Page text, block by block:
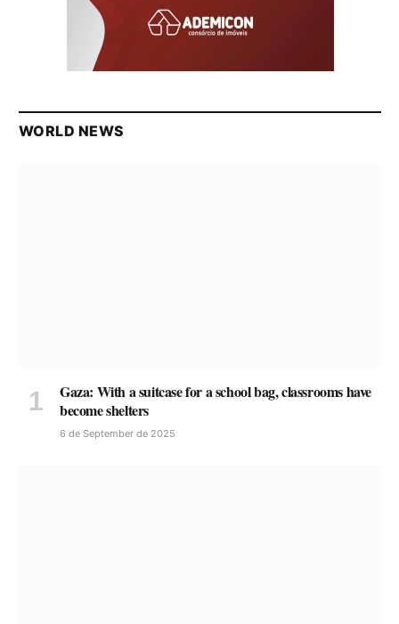
WORLD NEWS
Gaza: With a suitcase for a school bag, classrooms have
become shelters
6 de September de 2025